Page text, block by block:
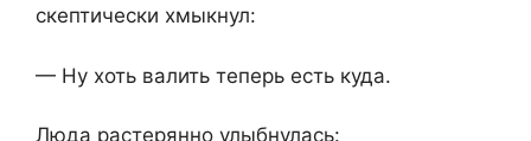
скептически хмыкнул:
— Ну хоть валить теперь есть куда.
Люда растерянно улыбнулась: